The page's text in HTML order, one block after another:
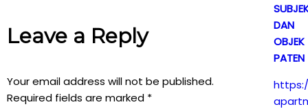
Leave a Reply
Your email address will not be published.
Required fields are marked *
DAN
OBJEK
PATEN